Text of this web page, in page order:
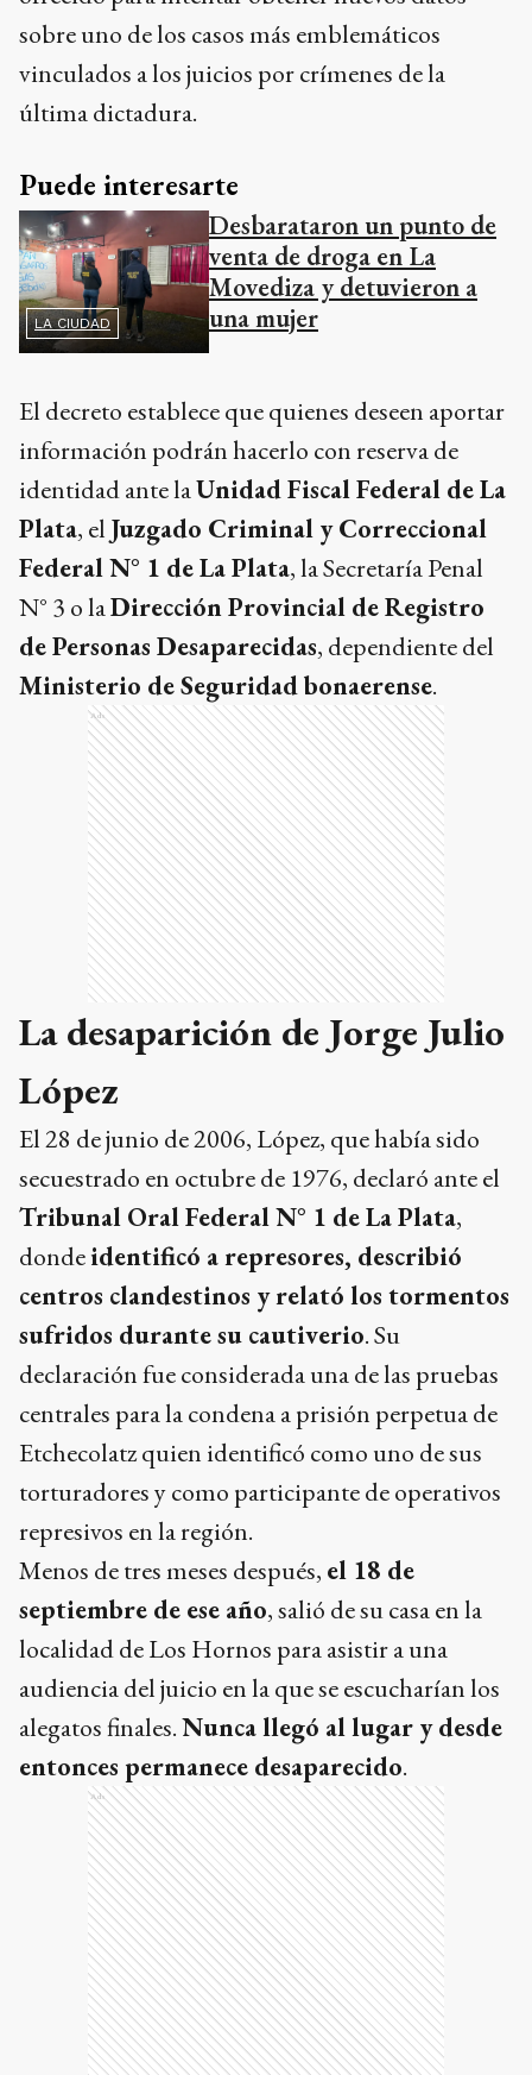
sobre uno de los casos más emblemáticos
vinculados a los juicios por crímenes de la
última dictadura.
Puede interesarte
LA CIUDAD
Desbarataron un punto de
venta de droga en La
Movediza y detuvieron a
una mujer
El decreto establece que quienes deseen aportar
información podrán hacerlo con reserva de
identidad ante laUnidad Fiscal Federal de La
Plata, el Juzgado Criminal y Correccional
Federal N° 1 de La Plata, la Secretaría Penal
N° 3 o laDirección Provincial de Registro
de Personas Desaparecidas, dependiente del
Ministerio de Seguridad bonaerense.
Ads
La desaparición de Jorge Julio
López
El 28 de junio de 2006, López, que había sido
secuestrado en octubre de 1976, declaró ante el
Tribunal Oral Federal N° 1 de La Plata,
dondeidentificó a represores, describió
centros clandestinos y relató los tormentos
sufridos durante su cautiverio. Su
declaración fue considerada una de las pruebas
centrales para la condena a prisión perpetua de
Etchecolatz quien identificó como uno de sus
torturadores y como participante de operativos
represivos en la región.
Menos de tres meses después, el 18 de
septiembre de ese año, salió de su casa en la
localidad de Los Hornos para asistir a una
audiencia del juicio en la que se escucharían los
alegatos finales.Nunca llegó al lugar y desde
entonces permanece desaparecido.
Ads